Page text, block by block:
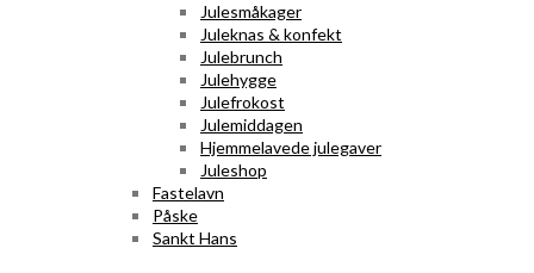
Julesmåkager
Juleknas & konfekt
Julebrunch
Julehygge
Julefrokost
Julemiddagen
Hjemmelavede julegaver
Juleshop
Fastelavn
Påske
Sankt Hans